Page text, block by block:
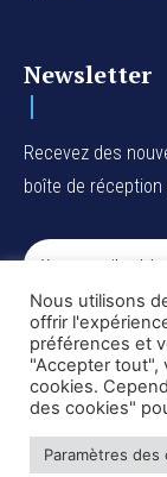
Newsletter
Recevez des
boîte de
I've read and
Nous utilisons
offrir
préférences et
"Accepter tout",
cookies.
des cookies"
Paramètres des